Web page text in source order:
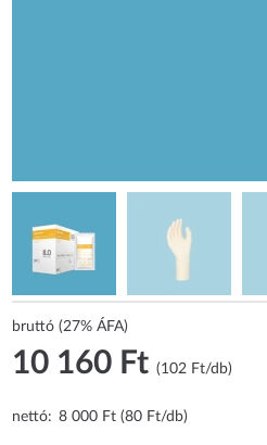
bruttó (27% ÁFA)
10 160 Ft(102 Ft/db)
nettó: 8 000 Ft (80 Ft/db)